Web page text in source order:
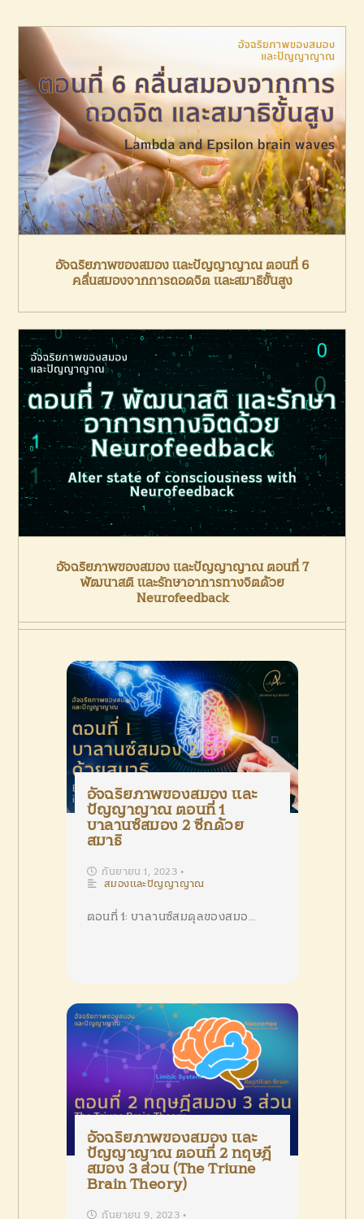
อัจฉริยภาพของสมอง และปัญญาญาณ ตอนที่ 6
คลื่นสมองจากการถอดจิต และสมาธิขั้นสูง
อัจฉริยภาพของสมอง และปัญญาญาณ ตอนที่ 7
พัฒนาสติ และรักษาอาการทางจิตด้วย
Neurofeedback
อัจฉริยภาพของสมอง และ
ปัญญาญาณ ตอนที่ 1
บาลานซ์สมอง 2 ซีกด้วย
สมาธิ
กันยายน 1, 2023 •
สมองและปัญญาญาณ
ตอนที่ 1: บาลานซ์สมดุลของสมอ…
อัจฉริยภาพของสมอง และ
ปัญญาญาณ ตอนที่ 2 ทฤษฎี
สมอง 3 ส่วน (The Triune
Brain Theory)
กันยายน 9, 2023 •